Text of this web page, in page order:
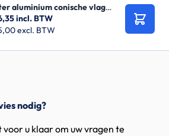
7 meter aluminium conische vlaggenmast
excl. BTW
incl. BTW
nodig?
u klaar om uw vragen te